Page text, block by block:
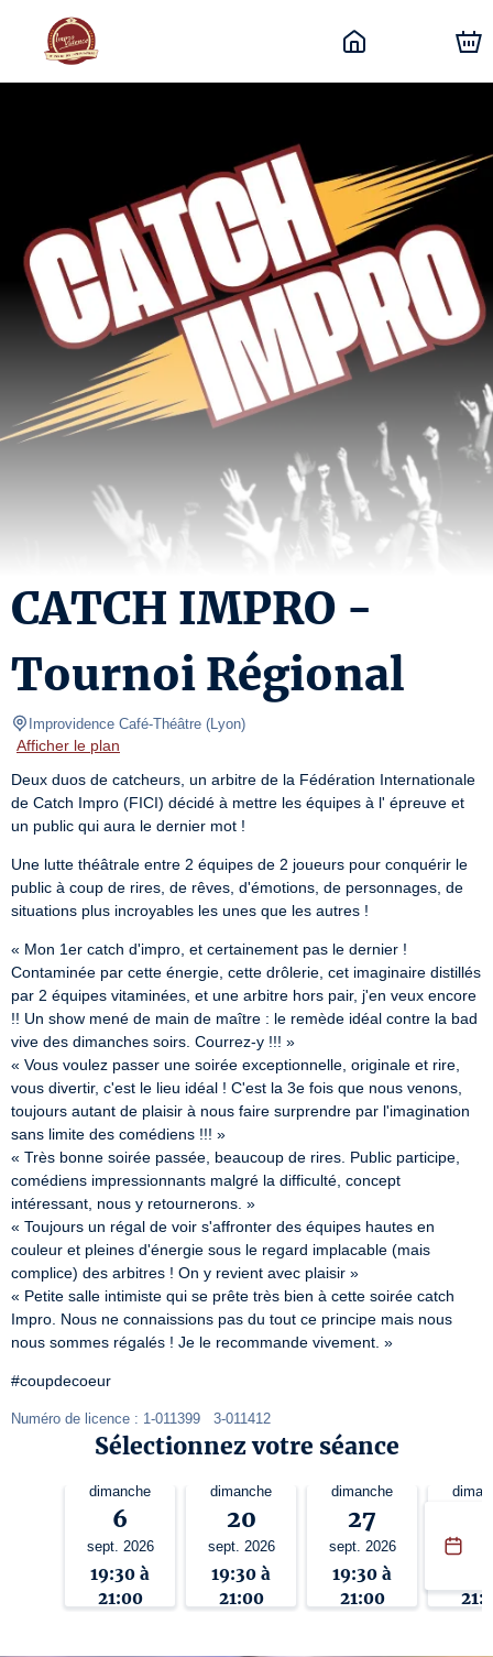
CATCH IMPRO -
Tournoi Régional
Improvidence Café-Théâtre (Lyon)
Afficher le plan
Deux duos de catcheurs, un arbitre de la Fédération Internationale
de Catch Impro (FICI) décidé à mettre les équipes à l' épreuve et
un public qui aura le dernier mot !
Une lutte théâtrale entre 2 équipes de 2 joueurs pour conquérir le
public à coup de rires, de rêves, d'émotions, de personnages, de
situations plus incroyables les unes que les autres !
« Mon 1er catch d'impro, et certainement pas le dernier !
Contaminée par cette énergie, cette drôlerie, cet imaginaire distillés
par 2 équipes vitaminées, et une arbitre hors pair, j'en veux encore
!! Un show mené de main de maître : le remède idéal contre la bad
vive des dimanches soirs. Courrez-y !!! »
« Vous voulez passer une soirée exceptionnelle, originale et rire,
vous divertir, c'est le lieu idéal ! C'est la 3e fois que nous venons,
toujours autant de plaisir à nous faire surprendre par l'imagination
sans limite des comédiens !!! »
« Très bonne soirée passée, beaucoup de rires. Public participe,
comédiens impressionnants malgré la difficulté, concept
intéressant, nous y retournerons. »
« Toujours un régal de voir s'affronter des équipes hautes en
couleur et pleines d'énergie sous le regard implacable (mais
complice) des arbitres ! On y revient avec plaisir »
« Petite salle intimiste qui se prête très bien à cette soirée catch
Impro. Nous ne connaissions pas du tout ce principe mais nous
nous sommes régalés ! Je le recommande vivement. »
#coupdecoeur
Numéro de licence : 1-011399   3-011412
Sélectionnez votre séance
dimanche
6
sept. 2026
19:30 à
21:00
dimanche
20
sept. 2026
19:30 à
21:00
dimanche
27
sept. 2026
19:30 à
21:00
oct.